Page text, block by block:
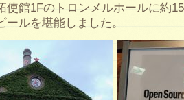
使館1Fのトロンメルホールに約
ールを堪能しました。